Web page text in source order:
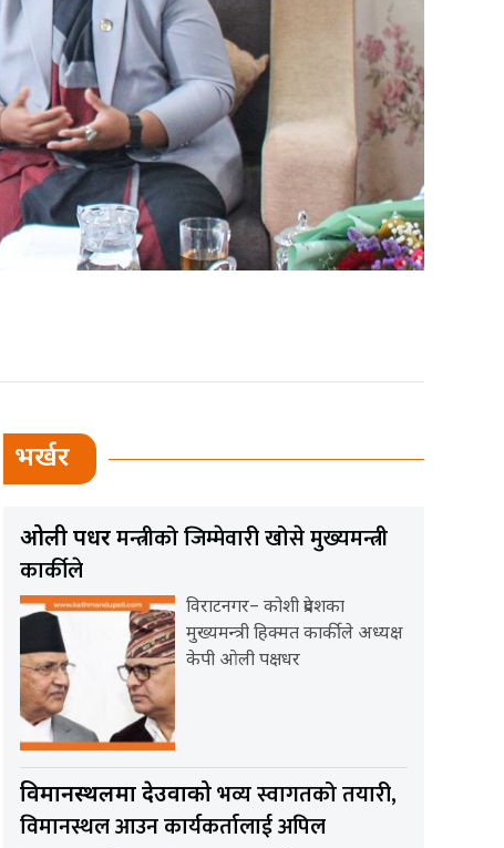
भर्खर
ओली पक्षधरमन्त्रीको जिम्मेवारी खोसे मुख्यमन्त्री
कार्कीले
विराटनगर– कोशी प्रदेशका
मुख्यमन्त्री हिक्मत कार्कीले अध्यक्ष
केपी ओली पक्षधर
विमानस्थलमा देउवाकोभव्य स्वागतको तयारी,
विमानस्थल आउन कार्यकर्तालाई अपिल